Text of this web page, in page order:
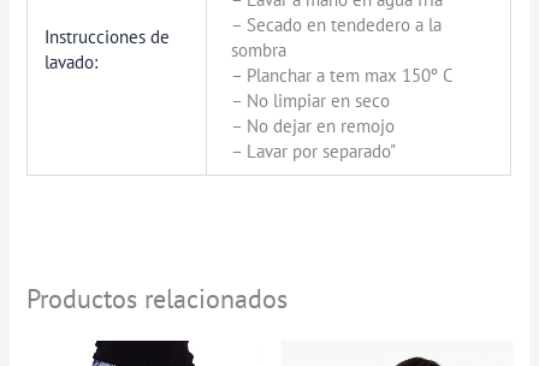
Instrucciones de
lavado:
– Secado en tendedero a la
sombra
– Planchar a tem max 150º C
– No limpiar en seco
– No dejar en remojo
– Lavar por separado"
Productos relacionados